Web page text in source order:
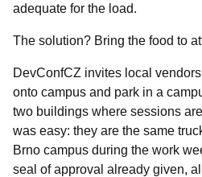
adequate for the load.
The solution? Bring the food to
DevConfCZ invites local
onto campus and park in a
two buildings where sessions
was easy: they are the same
Brno campus during the work
seal of approval already given,